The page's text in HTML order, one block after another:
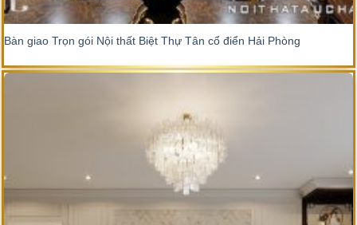
Bàn giao Trọn gói Nội thất Biệt Thự Tân cổ điển Hải Phòng